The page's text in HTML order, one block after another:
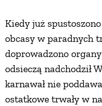
Kiedy już
obcasy w paradnych
doprowadzono
odsieczą nadchodził
karnawał nie
ostatkowe trwały w